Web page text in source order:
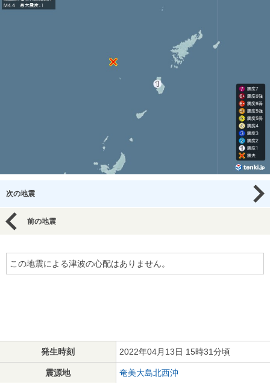
次の地震
前の地震
この地震による津波の心配はありません。
発生時刻 2022年04月13日 15時31分頃
震源地 奄美大島北西沖